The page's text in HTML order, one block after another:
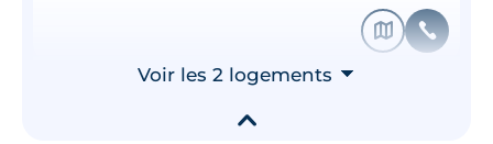
🗞 📞
Voir les 2 logements ⮟
▾